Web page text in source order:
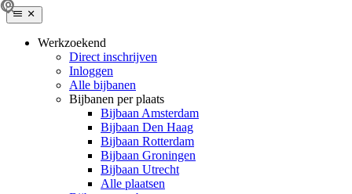
Werkzoekend
Direct inschrijven
Inloggen
Alle bijbanen
Bijbanen per plaats
Bijbaan Amsterdam
Bijbaan Den Haag
Bijbaan Rotterdam
Bijbaan Groningen
Bijbaan Utrecht
Alle plaatsen